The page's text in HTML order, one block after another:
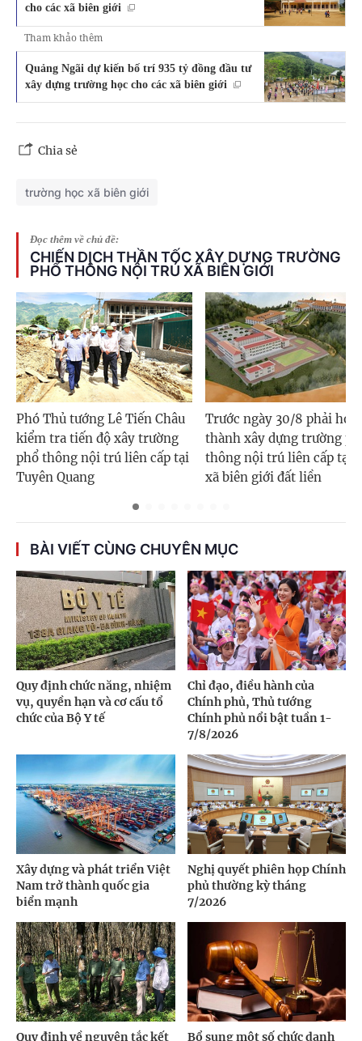
cho các xã biên giới
Tham khảo thêm
Quảng Ngãi dự kiến bố trí 935 tỷ đồng đầu tư
xây dựng trường học cho các xã biên giới
Chia sẻ
trường học xã biên giới
Đọc thêm về chủ đề:
CHIẾN DỊCH THẦN TỐC XÂY DỰNG TRƯỜNG
PHỔ THÔNG NỘI TRÚ XÃ BIÊN GIỚI
Phó Thủ tướng Lê Tiến Châu
kiểm tra tiến độ xây trường
phổ thông nội trú liên cấp tại
Tuyên Quang
Trước ngày 30/8 phải
thành xây dựng trường
thông nội trú liên cấp tại
xã biên giới đất liền
BÀI VIẾT CÙNG CHUYÊN MỤC
Quy định chức năng, nhiệm
vụ, quyền hạn và cơ cấu tổ
chức của Bộ Y tế
Chỉ đạo, điều hành của
Chính phủ, Thủ tướng
Chính phủ nổi bật tuần 1-
7/8/2026
Xây dựng và phát triển Việt
Nam trở thành quốc gia
biển mạnh
Nghị quyết phiên họp Chính
phủ thường kỳ tháng
7/2026
Quy định về nguyên tắc kết
Bổ sung một số chức danh